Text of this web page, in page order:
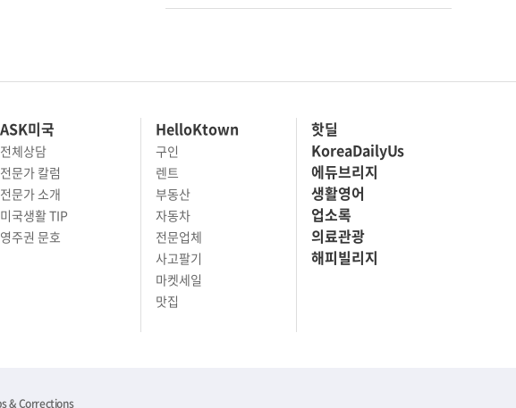
ASK미국
전체상담
전문가 칼럼
전문가 소개
HelloKtown
구인
렌트
부동산
자동차
전문업체
사고팔기
핫딜
KoreaDailyUs
에듀브리지
생활영어
업소록